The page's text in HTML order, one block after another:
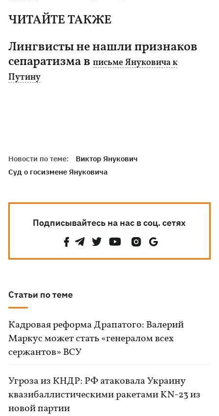
ЧИТАЙТЕ ТАКЖЕ
Лингвисты не нашли признаков
сепаратизма вписьме Януковича к
Путину
Новости по теме:
Виктор Янукович
Суд о госизмене Януковича
Подписывайтесь на нас в соц. сетях
Статьи по теме
Кадровая реформа Драпатого: Валерий
Маркус может стать «генералом всех
сержантов» ВСУ
Угроза из КНДР: РФ атаковала Украину
квазибаллистическими ракетами KN-23 из
новой партии